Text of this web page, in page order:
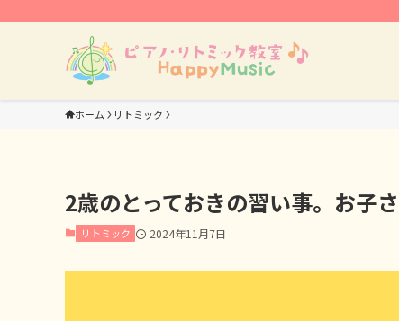
ホーム リトミック
2歳のとっておきの習い事。お子
リトミック 2024年11月7日